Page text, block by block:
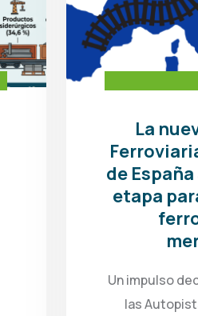
La
de
etapa
Un impulso
las